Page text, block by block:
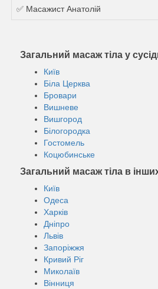
✅ Масажист Анатолій
Загальний масаж тіла у
Київ
Біла Церква
Бровари
Вишневе
Вишгород
Білогородка
Гостомель
Коцюбинське
Загальний масаж тіла в
Київ
Одеса
Харків
Дніпро
Львів
Запоріжжя
Кривий Ріг
Миколаїв
Вінниця